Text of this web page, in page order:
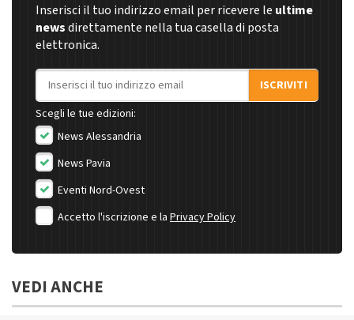
Inserisci il tuo indirizzo email per ricevere le ultime
newsdirettamente nella tua casella di posta
elettronica.
Indirizzo email
ISCRIVITI
Scegli le tue edizioni:
News Alessandria
News Pavia
Eventi Nord-Ovest
Accetto l'iscrizione e la Privacy Policy
VEDI ANCHE